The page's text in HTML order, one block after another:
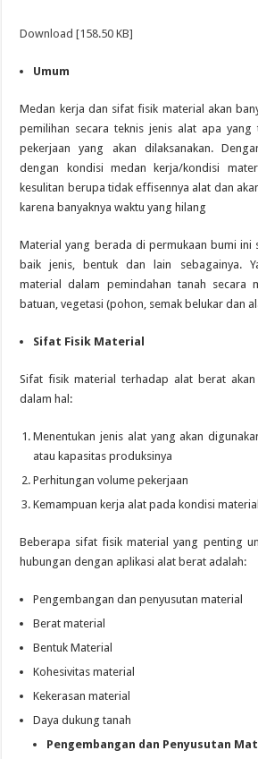
Download [158.50 KB]
Umum
Medan kerja dan sifat fisik material akan
pemilihan secara teknis jenis alat apa yang
pekerjaan yang akan dilaksanakan.
dengan kondisi medan kerja/kondisi
kesulitan berupa tidak effisennya alat dan
karena banyaknya waktu yang hilang
Material yang berada di permukaan bumi ini
baik jenis, bentuk dan lain sebagainya.
material dalam pemindahan tanah secara
batuan, vegetasi (pohon, semak belukar dan
Sifat Fisik Material
Sifat fisik material terhadap alat berat
dalam hal:
Menentukan jenis alat yang akan
atau kapasitas produksinya
Perhitungan volume pekerjaan
Kemampuan kerja alat pada kondisi
Beberapa sifat fisik material yang penting
hubungan dengan aplikasi alat berat adalah:
Pengembangan dan penyusutan material
Berat material
Bentuk Material
Kohesivitas material
Kekerasan material
Daya dukung tanah
Pengembangan dan Penyusutan